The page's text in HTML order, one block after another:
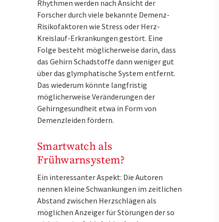
Rhythmen werden nach Ansicht der
Forscher durch viele bekannte Demenz-
Risikofaktoren wie Stress oder Herz-
Kreislauf-Erkrankungen gestört. Eine
Folge besteht möglicherweise darin, dass
das Gehirn Schadstoffe dann weniger gut
über das glymphatische System entfernt.
Das wiederum könnte langfristig
möglicherweise Veränderungen der
Gehirngesundheit etwa in Form von
Demenzleiden fördern.
Smartwatch als
Frühwarnsystem?
Ein interessanter Aspekt: Die Autoren
nennen kleine Schwankungen im zeitlichen
Abstand zwischen Herzschlägen als
möglichen Anzeiger für Störungen der so